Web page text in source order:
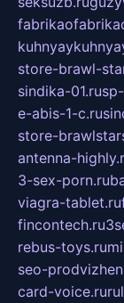
store-brawl-
sindika-01.ru
e-abis-1-c.ru
store-
antenna-
3-sex-porn.ru
viagra-tablet.ru
fincontech.ru
rebus-toys.ru
seo-
card-voice.ru